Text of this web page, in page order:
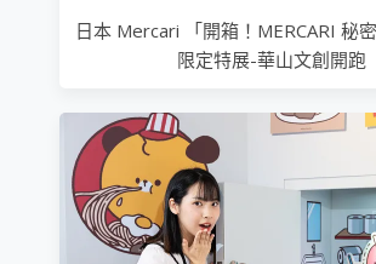
日本 Mercari 「開箱！MERCARI 秘
限定特展-華山文創開跑